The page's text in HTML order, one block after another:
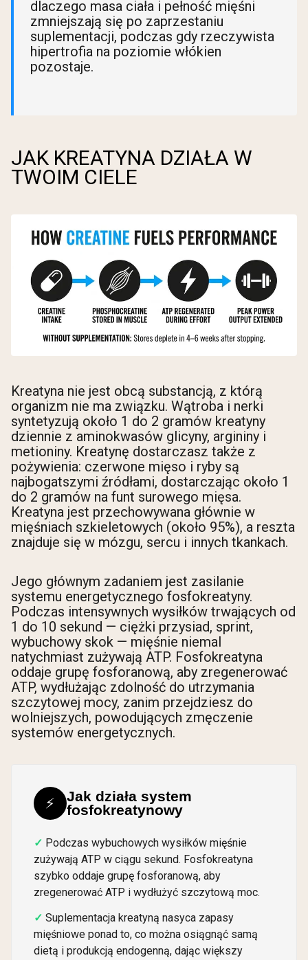
dlaczego masa ciała i pełność mięśni
zmniejszają się po zaprzestaniu
suplementacji, podczas gdy rzeczywista
hipertrofia na poziomie włókien
pozostaje.
JAK KREATYNA DZIAŁA W
TWOIM CIELE
Kreatyna nie jest obcą substancją, z którą
organizm nie ma związku. Wątroba i nerki
syntetyzują około 1 do 2 gramów kreatyny
dziennie z aminokwasów glicyny, argininy i
metioniny. Kreatynę dostarczasz także z
pożywienia: czerwone mięso i ryby są
najbogatszymi źródłami, dostarczając około 1
do 2 gramów na funt surowego mięsa.
Kreatyna jest przechowywana głównie w
mięśniach szkieletowych (około 95%), a reszta
znajduje się w mózgu, sercu i innych tkankach.
Jego głównym zadaniem jest zasilanie
systemu energetycznego fosfokreatyny.
Podczas intensywnych wysiłków trwających od
1 do 10 sekund — ciężki przysiad, sprint,
wybuchowy skok — mięśnie niemal
natychmiast zużywają ATP. Fosfokreatyna
oddaje grupę fosforanową, aby zregenerować
ATP, wydłużając zdolność do utrzymania
szczytowej mocy, zanim przejdziesz do
wolniejszych, powodujących zmęczenie
systemów energetycznych.
⚡
Jak działa system
fosfokreatynowy
Podczas wybuchowych wysiłków mięśnie
zużywają ATP w ciągu sekund. Fosfokreatyna
szybko oddaje grupę fosforanową, aby
zregenerować ATP i wydłużyć szczytową moc.
Suplementacja kreatyną nasyca zapasy
mięśniowe ponad to, co można osiągnąć samą
dietą i produkcją endogenną, dając większy